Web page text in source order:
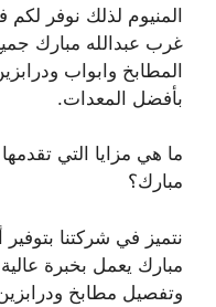
المنيوم لذلك نوفر
غرب عبدالله مبارك
المطابخ وابواب
بأفضل المعدات.
ما هي مزايا التي
مبارك؟
نتميز في شركتنا
مبارك يعمل بخبرة
وتفصيل مطابخ